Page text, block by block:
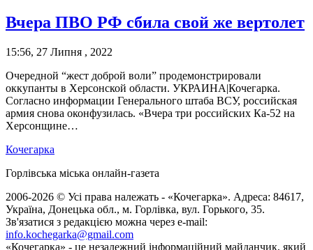
Вчера ПВО РФ сбила свой же вертолет
15:56, 27 Липня , 2022
Очередной “жест доброй воли” продемонстрировали
оккупанты в Херсонской области. УКРАИНА|Кочегарка.
Согласно информации Генерального штаба ВСУ, российская
армия снова оконфузилась. «Вчера три российских Ка-52 на
Херсонщине…
Кочегарка
Горлівська міська онлайн-газета
2006-2026 © Усі права належать - «Кочегарка». Адреса: 84617,
Україна, Донецька обл., м. Горлівка, вул. Горького, 35.
Зв'язатися з редакцією можна через e-mail:
info.kochegarka@gmail.com
«Кочегарка» - це незалежний інформаційний майданчик, який